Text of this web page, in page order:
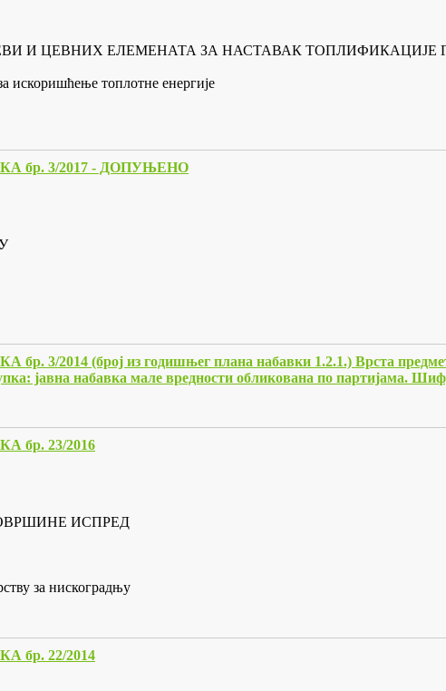
И ЦЕВНИХ ЕЛЕМЕНАТА ЗА НАСТАВАК
искоришћење топлотне енергије
бр. 3/2017 - ДОПУЊЕНО
(број из годишњег плана набавки 1.2.1.) Врста предмета
набавка мале вредности обликована по партијама.
23/2016
ИСПРЕД
за нискоградњу
22/2014